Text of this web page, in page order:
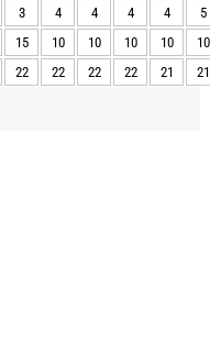
3 4 4 4 4
5
15 10 10 10 10
10
22 22 22 22 21 21